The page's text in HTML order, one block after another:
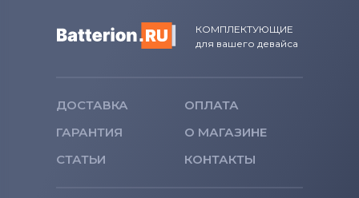
КОМПЛЕКТУЮЩИЕ
для вашего девайса
ДОСТАВКА
ОПЛАТА
ГАРАНТИЯ
О МАГАЗИНЕ
СТАТЬИ
КОНТАКТЫ